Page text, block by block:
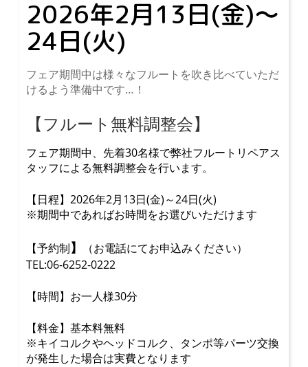
2026年2月13日(金)～
24日(火)
フェア期間中は様々なフルートを吹き比べていただ
けるよう準備中です…！
【フルート無料調整会】
フェア期間中、先着30名様で弊社フルートリペアス
タッフによる無料調整会を行います。
【日程】2026年2月13日(金)～24日(火)
※期間中であればお時間をお選びいただけます
【予約制】
（お電話にてお申込みください）
TEL:06-6252-0222
【時間】お一人様30分
【料金】基本料無料
※キイコルクやヘッドコルク、タンポ等パーツ交換
が発生した場合は実費となります